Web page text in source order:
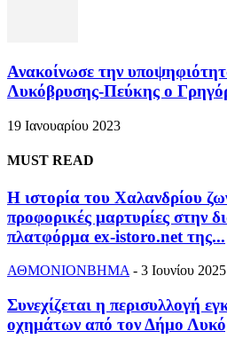
Ανακοίνωσε την
Λυκόβρυσης-Πεύκης ο
19 Ιανουαρίου 2023
MUST READ
Η ιστορία του Χαλανδρίου
προφορικές μαρτυρίες στην
πλατφόρμα ex-istoro.net της...
ΑΘΜΟΝΙΟΝΒΗΜΑ - 3 Ιουνίου 2025
Συνεχίζεται η περισυλλογή
οχημάτων από τον Δήμο